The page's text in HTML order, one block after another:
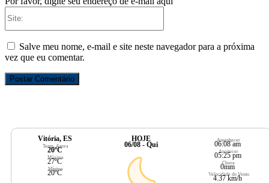
Salve meu nome, e-mail e site neste navegador para a próxima
vez que eu comentar.
Vitória, ES
Temp. Agora
20ºC
Máxima
27ºC
Mínima
20ºC
HOJE
06/08 - Qui
Amanhecer
06:08 am
Anoitecer
05:25 pm
Chuva
0mm
Velocidade do Vento
4.37 km/h